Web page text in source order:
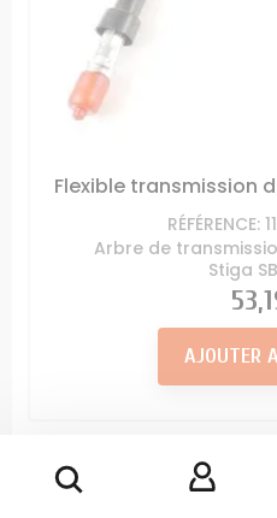
Flexible transmission
Arbre de
Stiga
Prix
AJOUTER
Origine
Constructeur